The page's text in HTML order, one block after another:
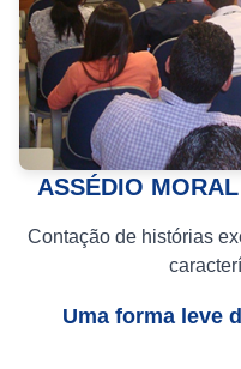
ASSÉDIO
Contação de histórias
Uma forma leve